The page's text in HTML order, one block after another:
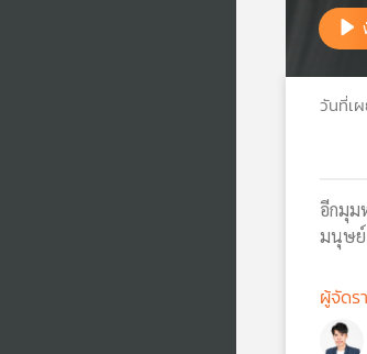
วันที่เ
อีกมุม
มนุษย์
ผู้จัดร